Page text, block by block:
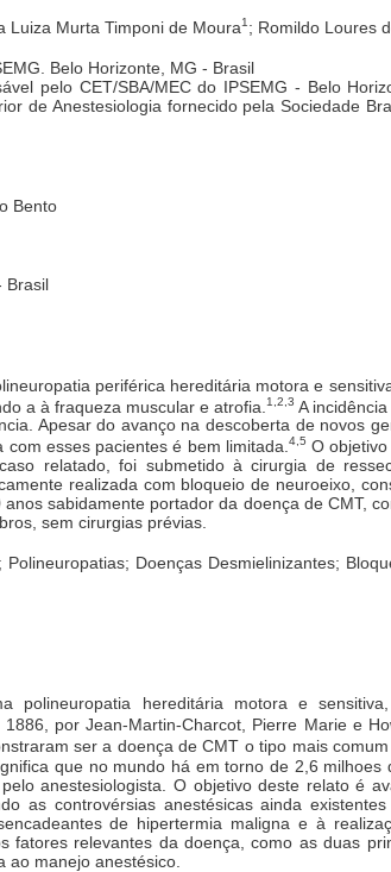
Luiza Murta Timponi de Moura1 ; Romildo Loures
Belo Horizonte, MG - Brasil
pelo CET/SBA/MEC do IPSEMG - Belo
de Anestesiologia fornecido pela Sociedade
Bento
Brasil
periférica hereditária motora e
a à fraqueza muscular e atrofia.1,2,3 A
Apesar do avanço na descoberta de novos
esses pacientes é bem limitada. 4,5 O
relatado, foi submetido à cirurgia de
realizada com bloqueio de neuroeixo,
sabidamente portador da doença de CMT,
sem cirurgias prévias.
Doenças Desmielinizantes;
polineuropatia hereditária motora e
por Jean-Martin-Charcot, Pierre Marie e
ser a doença de CMT o tipo mais
que no mundo há em torno de 2,6
anestesiologista. O objetivo deste relato é
as controvérsias anestésicas ainda
de hipertermia maligna e à
fatores relevantes da doença, como as duas
ao manejo anestésico.